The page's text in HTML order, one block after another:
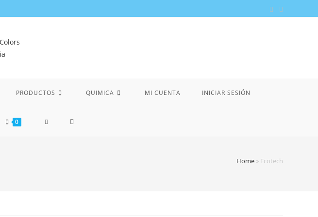
PRODUCTOS QUIMICA MI CUENTA INICIAR SESIÓN
0 ALTERNAR
Home » Ecotech